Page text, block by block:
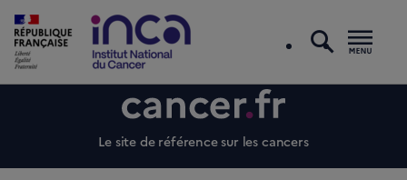
Le site de référence sur les cancers